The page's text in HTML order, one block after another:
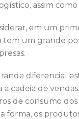
assim
em um
tem um grande
diferencial
cadeia de
de consumo dos
forma, os